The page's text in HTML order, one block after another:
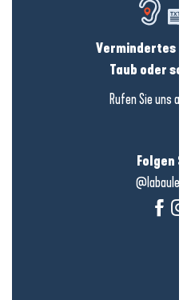
Vermindertes
Taub oder
Rufen Sie uns an
Folgen